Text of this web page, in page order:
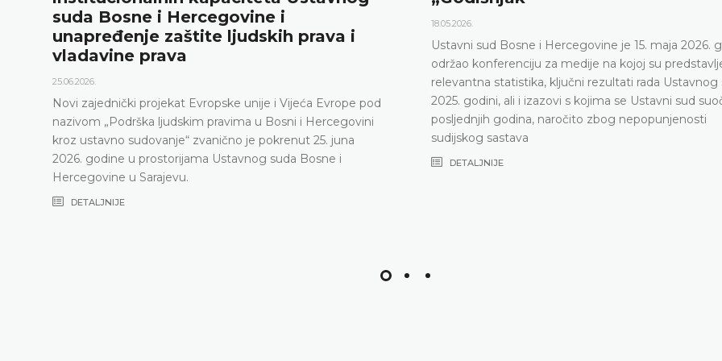
suda Bosne i Hercegovine i
unapređenje zaštite ljudskih prava i
vladavine prava
25.06.2026.
Novi zajednički projekat Evropske unije i Vijeća Evrope pod
nazivom „Podrška ljudskim pravima u Bosni i Hercegovini
kroz ustavno sudovanje“ zvanično je pokrenut 25. juna
2026. godine u prostorijama Ustavnog suda Bosne i
Hercegovine u Sarajevu.
DETALJNIJE
18.05.2026.
Ustavni sud Bosne i Hercegovine je 15. maja 2026.
održao konferenciju za medije na kojoj su predstavljeni
relevantna statistika, ključni rezultati rada Ustavnog
2025. godini, ali i izazovi s kojima se Ustavni sud
posljednjih godina, naročito zbog nepopunjenosti
sudijskog sastava
DETALJNIJE